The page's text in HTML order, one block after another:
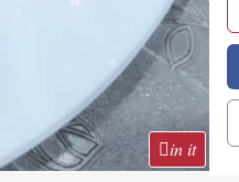
in it